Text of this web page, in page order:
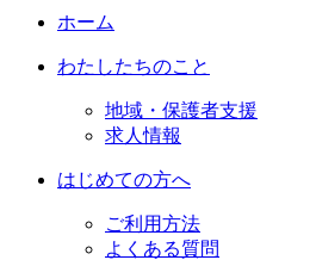
ホーム
わたしたちのこと
地域・保護者支援
求人情報
はじめての方へ
ご利用方法
よくある質問